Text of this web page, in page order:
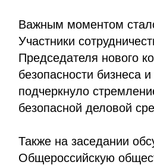
Важным моментом
Участники
Председателя нового
безопасности бизнеса
подчеркнуло
безопасной деловой
Также на заседании
Общероссийскую